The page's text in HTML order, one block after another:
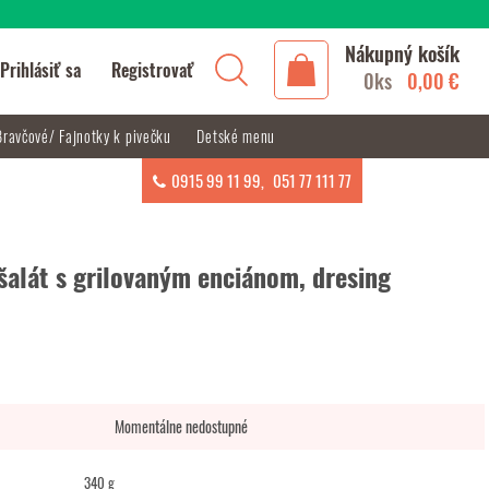
s grilovaným enciánom, dresing
Momentálne nedostupné
340 g
Prihlásiť sa Registrovať
Nákupný košík
0ks 0,00 €
Fajnotky k pivečku Detské menu
0915 99 11 99, 051 77 111 77